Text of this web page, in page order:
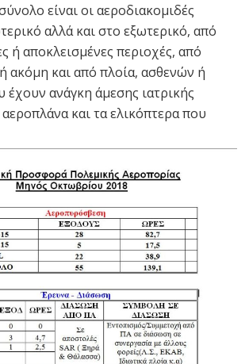
είναι οι αεροδιακομιδές
αλλά και στο εξωτερικό, από
ή αποκλεισμένες περιοχές, από
ακόμη και από πλοία, ασθενών ή
ανάγκη άμεσης ιατρικής
και τα ελικόπτερα που